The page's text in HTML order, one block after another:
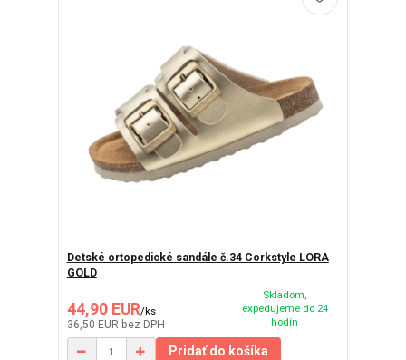
Detské ortopedické sandále č.34 Corkstyle LORA
GOLD
44,90 EUR/ks
36,50 EUR bez DPH
Skladom,
expedujeme do 24
hodín
Pridať do košíka